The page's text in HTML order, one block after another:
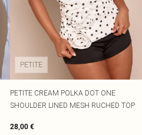
PETITE
PETITE CREAM POLKA DOT ONE
SHOULDER LINED MESH RUCHED TOP
28,00 €